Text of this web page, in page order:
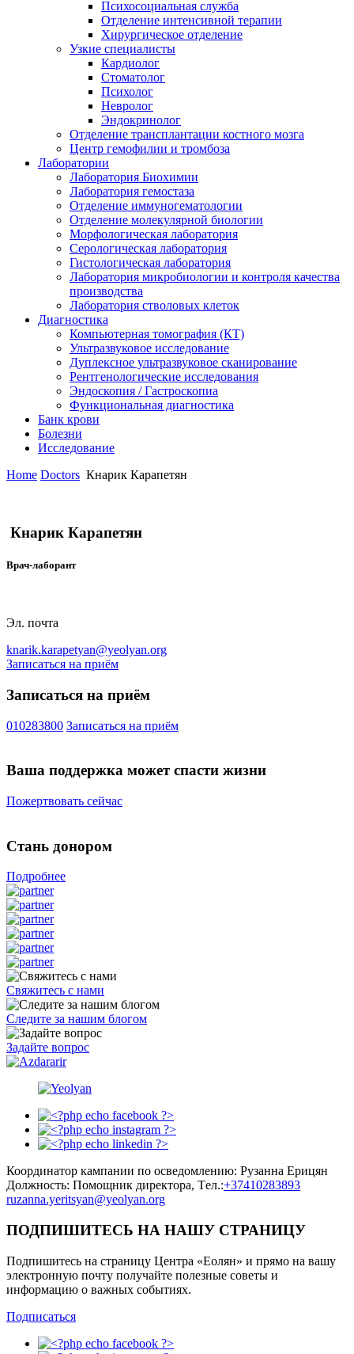
Психосоциальная служба
Отделение интенсивной терапии
Хирургическое отделение
Узкие специалисты
Кардиолог
Стоматолог
Психолог
Невролог
Эндокринолог
Отделение трансплантации костного мозга
Центр гемофилии и тромбоза
Лаборатории
Лаборатория Биохимии
Лаборатория гемостаза
Отделение иммуногематологии
Отделeниe молекулярной биологии
Морфологическая лаборатория
Серологическая лаборатория
Гистологическая лаборатория
Лаборатория микробиологии и контроля качества
производства
Лаборатория стволовых клеток
Диагностика
Компьютерная томография (КТ)
Ультразвуковое исследование
Дуплексное ультразвуковое сканирование
Рентгенологические исследования
Эндоскопия / Гастроскопиа
Функциональная диагностика
Банк крови
Болезни
Исследование
Home Doctors Кнарик Карапетян
Кнарик Карапетян
Врач-лаборант
Эл. почта
knarik.karapetyan@yeolyan.org
Записаться на приём
Записаться на приём
010283800 Записаться на приём
Ваша поддержка может спасти жизни
Пожертвовать сейчас
Стань донором
Подробнее
Свяжитесь с нами
Следите за нашим блогом
Задайте вопрос
Координатор кампании по осведомлению: Рузанна Ерицян
Должность: Помощник директора, Tел.:+37410283893
ruzanna.yeritsyan@yeolyan.org
ПОДПИШИТЕСЬ НА НАШУ СТРАНИЦУ
Подпишитесь на страницу Центра «Еолян» и прямо на вашу
электронную почту получайте полезные советы и
информацию о важных событиях.
Подписаться